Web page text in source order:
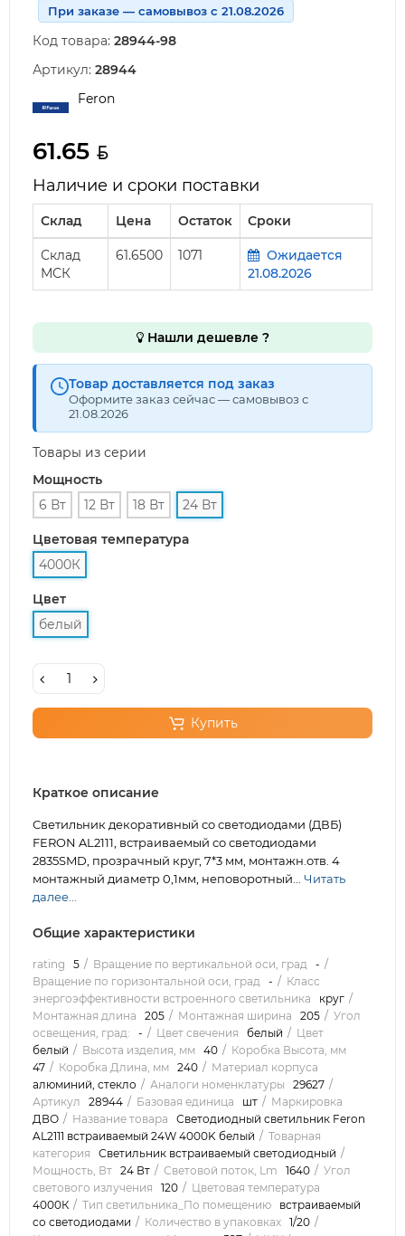
При заказе — самовывоз с 21.08.2026
Код товара: 28944-98
Артикул: 28944
Feron
61.65
Наличие и сроки поставки
Склад Цена Остаток Сроки
Склад
МСК
61.6500 1071
Ожидается
21.08.2026
Нашли дешевле ?
Товар доставляется под заказ
Оформите заказ сейчас — самовывоз с
21.08.2026
Товары из серии
Мощность
6 Вт
12 Вт 18 Вт 24 Вт
Цветовая температура
4000К
Цвет
белый
Купить
Краткое описание
Светильник декоративный со светодиодами (ДВБ)
FERON AL2111, встраиваемый со светодиодами
2835SMD, прозрачный круг, 7*3 мм, монтажн.отв. 4
монтажный диаметр 0,1мм, неповоротный... Читать
далее...
Общие характеристики
rating 5 Вращение по вертикальной оси, град -
Вращение по горизонтальной оси, град -
Класс
энергоэффективности встроенного светильника
круг
Монтажная длина
205 Монтажная ширина 205
Угол
освещения, град:
- Цвет свечения белый
Цвет
белый
Высота изделия, мм 40
Коробка Высота, мм
47
Коробка Длина, мм 240
Материал корпуса
алюминий, стекло
Аналоги номенклатуры
29627
Артикул
28944 Базовая единица шт
Маркировка
ДВО
Название товара
Светодиодный светильник Feron
AL2111 встраиваемый 24W 4000K белый
Товарная
категория
Светильник встраиваемый светодиодный
Мощность, Вт 24 Вт Световой поток, Lm 1640
Угол
светового излучения
120
Цветовая температура
4000К
Тип светильника_По помещению
встраиваемый
со светодиодами
Количество в упаковках 1/20